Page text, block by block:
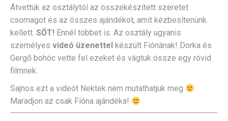
Átvettük az osztálytól az összekészített szeretet
csomagot és az összes ajándékot, amit kézbesítenünk
kellett. SŐT! Ennél többet is. Az osztály ugyanis
személyes videó üzenettel készült Fiónának! Dorka és
Gergő bohóc vette fel ezeket és vágtuk össze egy rövid
filmnek.
Sajnos ezt a videót Nektek nem mutathatjuk meg
Maradjon az csak Fióna ajándéka!